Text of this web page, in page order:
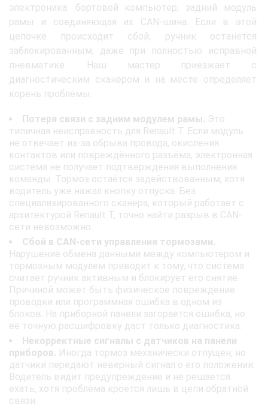
электроника: бортовой компьютер, задний модуль
рамы и соединяющая их CAN-шина. Если в этой
цепочке происходит сбой, ручник останется
заблокированным, даже при полностью исправной
пневматике. Наш мастер приезжает с
диагностическим сканером и на месте определяет
корень проблемы.
Потеря связи с задним модулем рамы. Это
типичная неисправность для Renault T. Если модуль
не отвечает из-за обрыва провода, окисления
контактов или повреждённого разъёма, электронная
система не получает подтверждения выполнения
команды. Тормоз остаётся задействованным, хотя
водитель уже нажал кнопку отпуска. Без
специализированного сканера, который работает с
архитектурой Renault T, точно найти разрыв в CAN-
сети невозможно.
Сбой в CAN-сети управления тормозами.
Нарушение обмена данными между компьютером и
тормозным модулем приводит к тому, что система
считает ручник активным и блокирует его снятие.
Причиной может быть физическое повреждение
проводки или программная ошибка в одном из
блоков. На приборной панели загорается ошибка, но
её точную расшифровку даст только диагностика.
Некорректные сигналы с датчиков на панели
приборов. Иногда тормоз механически отпущен, но
датчики передают неверный сигнал о его положении.
Водитель видит предупреждение и не решается
ехать, хотя проблема кроется лишь в цепи обратной
связи.